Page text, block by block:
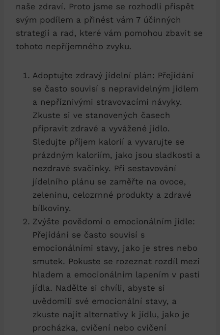
naše ​zdraví. Proto jsme ⁢se rozhodli přispět
svým⁤ podílem a přinést vám 7 účinných
strategií a rad, které vám pomohou zbavit se
tohoto nepříjemného zvyku.
Adoptujte ‍zdravý jídelní plán: Přejídání
se často souvisí s nepravidelným jídlem
a nepříznivými stravovacími návyky.
Zkuste si ve stanovených časech
připravit zdravé a vyvážené jídlo.
Sledujte příjem kalorií a vyvarujte se
prázdným kaloriím, jako jsou sladkosti⁢ a
nezdravé svačinky. Při sestavování ​
jídelního plánu se zaměřte na ovoce,
zeleninu, celozrnné produkty a zdravé
bílkoviny.
Zvýšte povědomí o emocionálním jídle:⁣
Přejídání ‍se často souvisí s
emocionálními stavy, jako je stres nebo
smutek. Pokuste se rozeznat rozdíl mezi
hladem a⁤ emocionálním‍ lapením v pasti
jídla. Nadělte si chvíli, abyste si
uvědomili své emocionální stavy, a
zkuste najít alternativy k jídlu, jako⁣ je
procházka, cvičení nebo cvičení